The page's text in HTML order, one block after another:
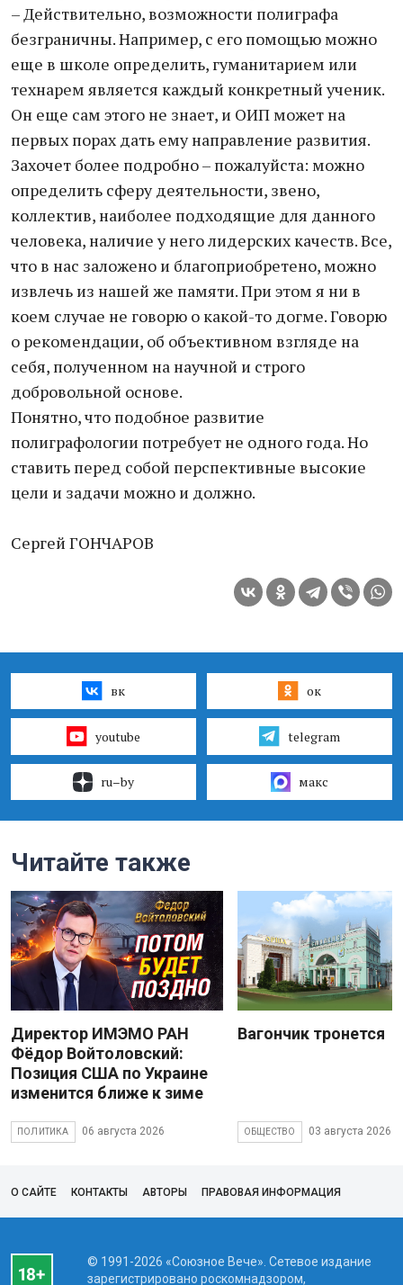
– Действительно, возможности полиграфа
безграничны. Например, с его помощью можно
еще в школе определить, гуманитарием или
технарем является каждый конкретный ученик.
Он еще сам этого не знает, и ОИП может на
первых порах дать ему направление развития.
Захочет более подробно – пожалуйста: можно
определить сферу деятельности, звено,
коллектив, наиболее подходящие для данного
человека, наличие у него лидерских качеств. Все,
что в нас заложено и благоприобретено, можно
извлечь из нашей же памяти. При этом я ни в
коем случае не говорю о какой-то догме. Говорю
о рекомендации, об объективном взгляде на
себя, полученном на научной и строго
добровольной основе.
Понятно, что подобное развитие
полиграфологии потребует не одного года. Но
ставить перед собой перспективные высокие
цели и задачи можно и должно.
Сергей ГОНЧАРОВ
вк ок
youtube telegram
ru–by макс
Читайте также
Директор ИМЭМО РАН
Фёдор Войтоловский:
Позиция США по Украине
изменится ближе к зиме
ПОЛИТИКА 06 августа 2026
Вагончик тронется
ОБЩЕСТВО 03 августа 2026
О САЙТЕ КОНТАКТЫ АВТОРЫ ПРАВОВАЯ ИНФОРМАЦИЯ
© 1991-2026 «Союзное Вече». Сетевое издание
зарегистрировано роскомнадзором,